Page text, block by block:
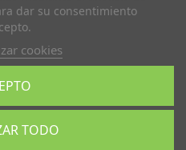
dar su consentimiento
cookies
TODO